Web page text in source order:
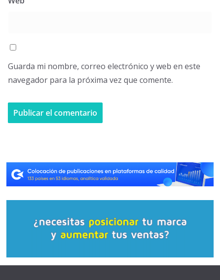
Guarda mi nombre, correo electrónico y web en este
navegador para la próxima vez que comente.